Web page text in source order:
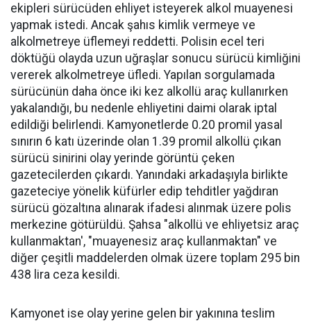
ekipleri sürücüden ehliyet isteyerek alkol muayenesi
yapmak istedi. Ancak şahıs kimlik vermeye ve
alkolmetreye üflemeyi reddetti. Polisin ecel teri
döktüğü olayda uzun uğraşlar sonucu sürücü kimliğini
vererek alkolmetreye üfledi. Yapılan sorgulamada
sürücünün daha önce iki kez alkollü araç kullanırken
yakalandığı, bu nedenle ehliyetini daimi olarak iptal
edildiği belirlendi. Kamyonetlerde 0.20 promil yasal
sınırın 6 katı üzerinde olan 1.39 promil alkollü çıkan
sürücü sinirini olay yerinde görüntü çeken
gazetecilerden çıkardı. Yanındaki arkadaşıyla birlikte
gazeteciye yönelik küfürler edip tehditler yağdıran
sürücü gözaltına alınarak ifadesi alınmak üzere polis
merkezine götürüldü. Şahsa "alkollü ve ehliyetsiz araç
kullanmaktan', "muayenesiz araç kullanmaktan" ve
diğer çeşitli maddelerden olmak üzere toplam 295 bin
438 lira ceza kesildi.
Kamyonet ise olay yerine gelen bir yakınına teslim